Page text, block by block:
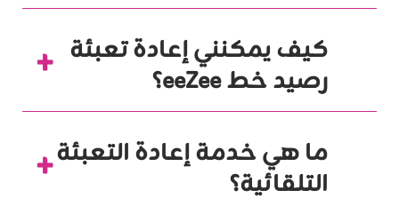
كيف يمكنني إعادة تعبئة
رصيد خط eeZee؟
ما هي خدمة إعادة التعبئة
التلقائية؟